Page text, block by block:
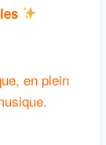
en plein